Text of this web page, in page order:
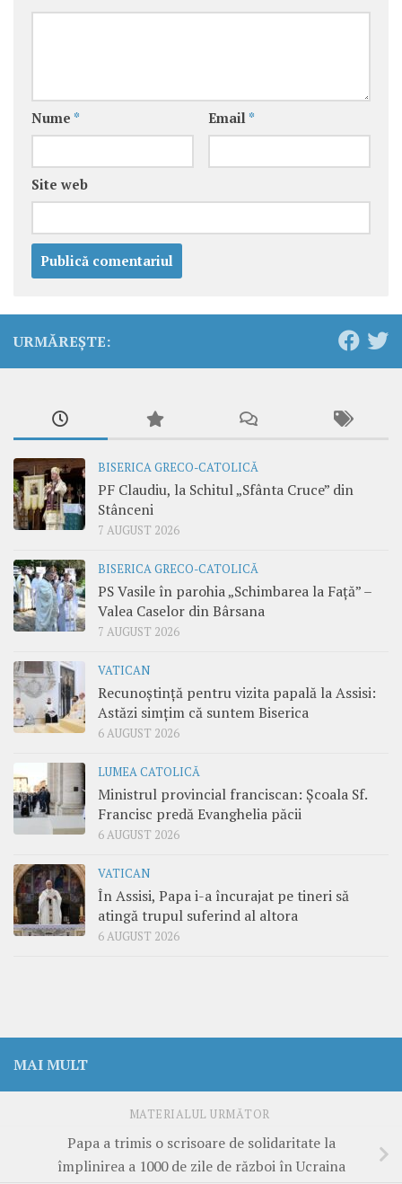
Nume * Email *
Site web
URMĂREȘTE:
BISERICA GRECO-CATOLICĂ
PF Claudiu, la Schitul „Sfânta Cruce” din
Stânceni
7 AUGUST 2026
BISERICA GRECO-CATOLICĂ
PS Vasile în parohia „Schimbarea la Față” –
Valea Caselor din Bârsana
7 AUGUST 2026
VATICAN
Recunoștință pentru vizita papală la Assisi:
Astăzi simțim că suntem Biserica
6 AUGUST 2026
LUMEA CATOLICĂ
Ministrul provincial franciscan: Școala Sf.
Francisc predă Evanghelia păcii
6 AUGUST 2026
VATICAN
În Assisi, Papa i-a încurajat pe tineri să
atingă trupul suferind al altora
6 AUGUST 2026
MAI MULT
MATERIALUL URMĂTOR
Papa a trimis o scrisoare de solidaritate la
împlinirea a 1000 de zile de război în Ucraina